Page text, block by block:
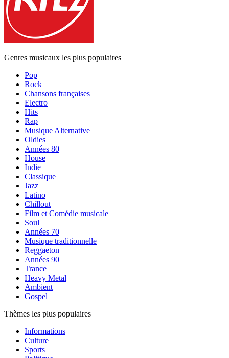
Genres musicaux les plus populaires
Pop
Rock
Chansons françaises
Electro
Hits
Rap
Musique Alternative
Oldies
Années 80
House
Indie
Classique
Jazz
Latino
Chillout
Film et Comédie musicale
Soul
Années 70
Musique traditionnelle
Reggaeton
Années 90
Trance
Heavy Metal
Ambient
Gospel
Thèmes les plus populaires
Informations
Culture
Sports